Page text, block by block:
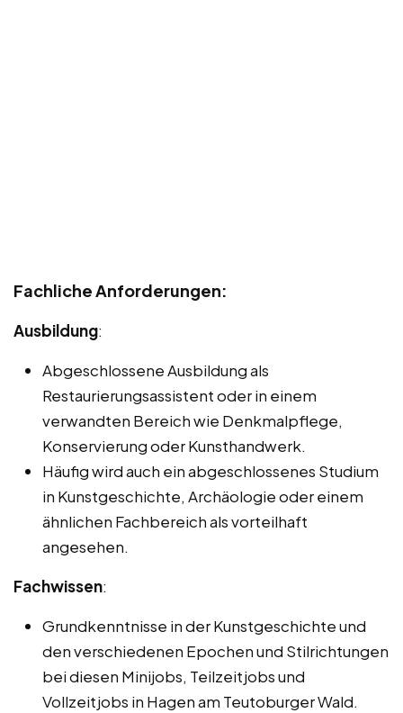
Fachliche Anforderungen:
Ausbildung:
Abgeschlossene Ausbildung als
Restaurierungsassistent oder in einem
verwandten Bereich wie Denkmalpflege,
Konservierung oder Kunsthandwerk.
Häufig wird auch ein abgeschlossenes Studium
in Kunstgeschichte, Archäologie oder einem
ähnlichen Fachbereich als vorteilhaft
angesehen.
Fachwissen:
Grundkenntnisse in der Kunstgeschichte und
den verschiedenen Epochen und Stilrichtungen
bei diesen Minijobs, Teilzeitjobs und
Vollzeitjobs in Hagen am Teutoburger Wald.